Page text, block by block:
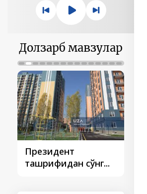
Долзарб мавзулар
Президент
ташрифидан сўнг...